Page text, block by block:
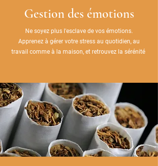
Gestion des émotions
Ne soyez plus l'esclave de vos émotions.
Apprenez à gérer votre stress au quotidien, au
travail comme à la maison, et retrouvez la sérénité